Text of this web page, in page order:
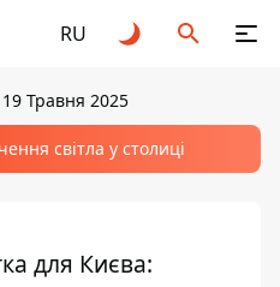
RU
Травня 2025
світла у столиці
для Києва: